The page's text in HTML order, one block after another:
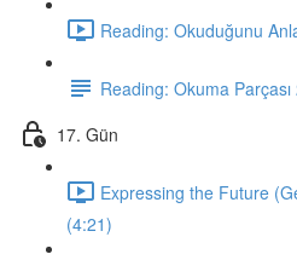
Reading: Okuduğunu
Reading: Okuma Parçası
17. Gün
Expressing the Future
(4:21)